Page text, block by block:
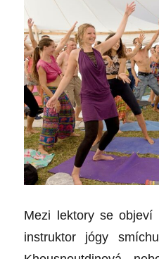
Mezi lektory se objeví
instruktor jógy